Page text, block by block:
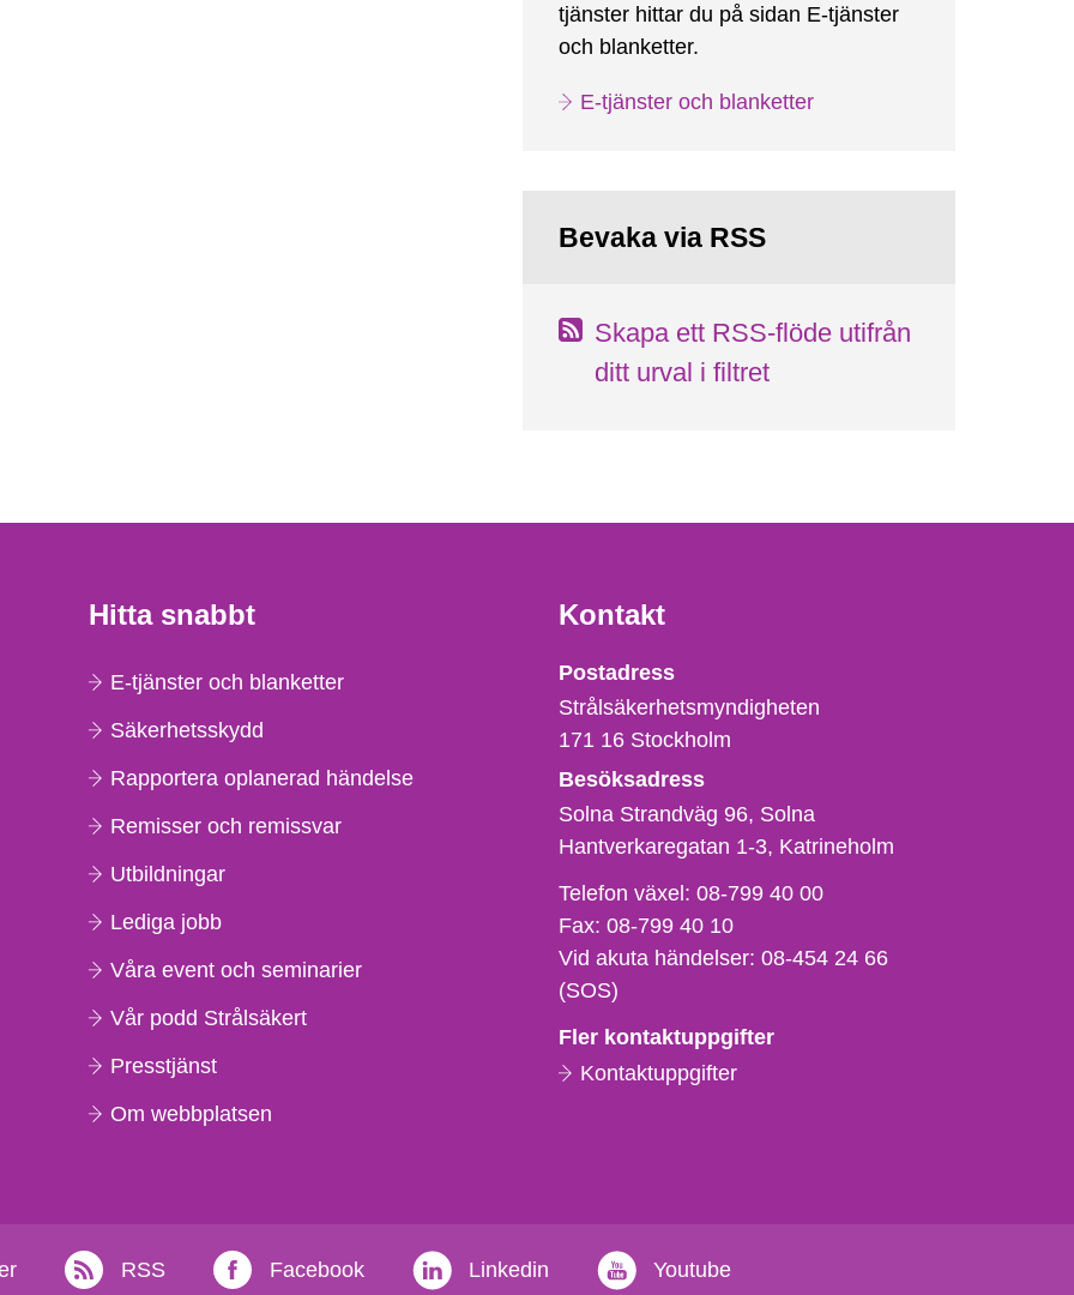
tjänster hittar du på sidan E-tjänster
och blanketter.
E-tjänster och blanketter
Bevaka via RSS
Skapa ett RSS-flöde utifrån
ditt urval i filtret
Hitta snabbt
E-tjänster och blanketter
Säkerhetsskydd
Rapportera oplanerad händelse
Remisser och remissvar
Utbildningar
Lediga jobb
Våra event och seminarier
Vår podd Strålsäkert
Presstjänst
Om webbplatsen
Kontakt
Strålsäkerhetsmyndigheten
Postadress
Strålsäkerhetsmyndigheten
171 16 Stockholm
Besöksadress
Solna Strandväg 96, Solna
Hantverkaregatan 1-3 Katrineholm
Telefon,
fax
och
e-
Telefon växel:08-799 40 00
Fax:08-799 40 10
Vid akuta händelser:08-454 24 66
(SOS)
Fler kontaktuppgifter
Kontaktuppgifter
RSS Facebook Linkedin Youtube